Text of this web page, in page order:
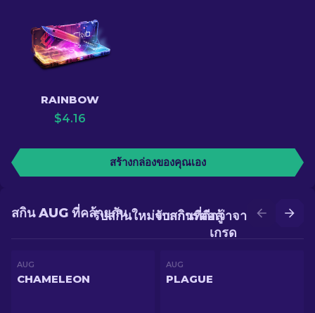
RAINBOW
$4.16
สร้างกล่องของคุณเอง
รับสกินที่ดีกว่าจากการอัป
เกรด
รับสกินใหม่จากการต่อสู้
สกิน AUG ที่คล้ายกัน
AUG
CHAMELEON
AUG
PLAGUE